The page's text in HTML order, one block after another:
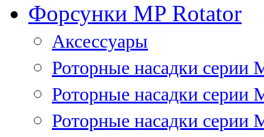
Форсунки MP Rotator
Аксессуары
Роторные насадки серии
Роторные насадки серии
Роторные насадки серии